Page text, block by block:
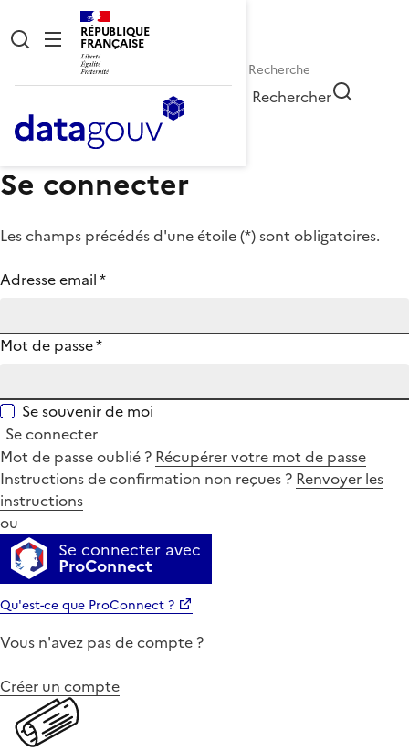
RÉPUBLIQUE
FRANÇAISE
Rechercher
Se connecter
Les champs précédés d'une étoile (*) sont obligatoires.
Adresse email*
Mot de passe*
Se souvenir de moi
Se connecter
Mot de passe oublié ? Récupérer votre mot de passe
Instructions de confirmation non reçues ? Renvoyer les
instructions
ou
Se connecter avec
ProConnect
Qu'est-ce que ProConnect ?
Vous n'avez pas de compte ?
Créer un compte